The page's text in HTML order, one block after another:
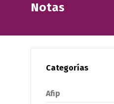
Notas
Categorías
Afip